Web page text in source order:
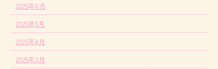
2025年6月
2025年5月
2025年4月
2025年3月